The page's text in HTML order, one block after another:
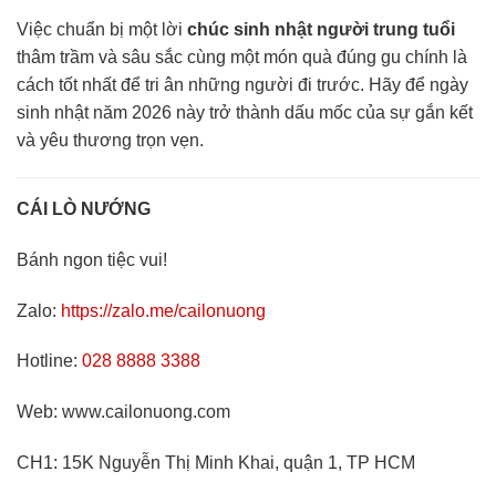
Việc chuẩn bị một lời chúc sinh nhật người trung tuổi
thâm trầm và sâu sắc cùng một món quà đúng gu chính là
cách tốt nhất để tri ân những người đi trước. Hãy để ngày
sinh nhật năm 2026 này trở thành dấu mốc của sự gắn kết
và yêu thương trọn vẹn.
CÁI LÒ NƯỚNG
Bánh ngon tiệc vui!
Zalo: https://zalo.me/cailonuong
Hotline: 028 8888 3388
Web: www.cailonuong.com
CH1: 15K Nguyễn Thị Minh Khai, quận 1, TP HCM